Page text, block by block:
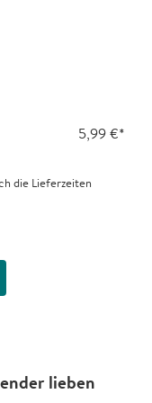
5,99 €*
die Lieferzeiten
lieben